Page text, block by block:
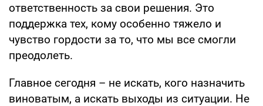
ответственность за свои решения. Это
поддержка тех, кому особенно тяжело и
чувство гордости за то, что мы все смогли
преодолеть.
Главное сегодня – не искать, кого назначить
виноватым, а искать выходы из ситуации. Не